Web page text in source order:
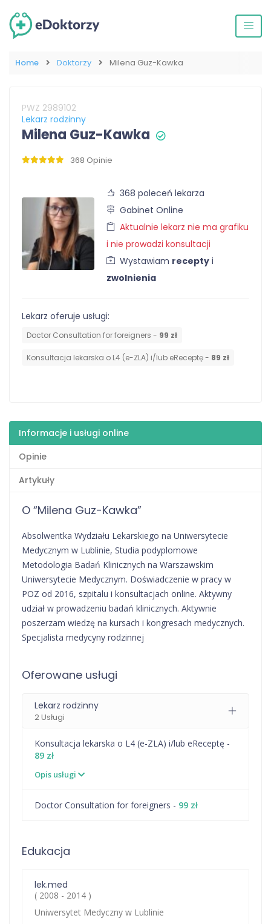
Home Doktorzy Milena Guz-Kawka
PWZ 2989102
Lekarz rodzinny
Milena Guz-Kawka
368 Opinie
368 poleceń lekarza
Gabinet Online
Aktualnie lekarz nie ma grafiku
i nie prowadzi konsultacji
Wystawiam recepty i
zwolnienia
Lekarz oferuje usługi:
Doctor Consultation for foreigners - 99 zł
Konsultacja lekarska o L4 (e-ZLA) i/lub eReceptę - 89 zł
Informacje i usługi online
Opinie
Artykuły
O “Milena Guz-Kawka”
Absolwentka Wydziału Lekarskiego na Uniwersytecie
Medycznym w Lublinie, Studia podyplomowe
Metodologia Badań Klinicznych na Warszawskim
Uniwersytecie Medycznym. Doświadczenie w pracy w
POZ od 2016, szpitalu i konsultacjach online. Aktywny
udział w prowadzeniu badań klinicznych. Aktywnie
poszerzam wiedzę na kursach i kongresach medycznych.
Specjalista medycyny rodzinnej
Oferowane usługi
Lekarz rodzinny
2 Usługi
Konsultacja lekarska o L4 (e-ZLA) i/lub eReceptę -
89 zł
Opis usługi
Doctor Consultation for foreigners - 99 zł
Edukacja
lek.med
( 2008 - 2014 )
Uniwersytet Medyczny w Lublinie